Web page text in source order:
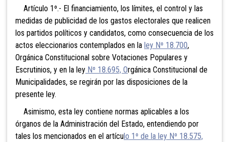
Artículo 1º.- El financiamiento, los límites, el control y las
medidas de publicidad de los gastos electorales que realicen
los partidos políticos y candidatos, como consecuencia de los
actos eleccionarios contemplados en la ley Nº 18.700,
Orgánica Constitucional sobre Votaciones Populares y
Escrutinios, y en la ley Nº 18.695, Orgánica Constitucional de
Municipalidades, se regirán por las disposiciones de la
presente ley.
Asimismo, esta ley contiene normas aplicables a los
órganos de la Administración del Estado, entendiendo por
tales los mencionados en el artículo 1º de la ley Nº 18.575,